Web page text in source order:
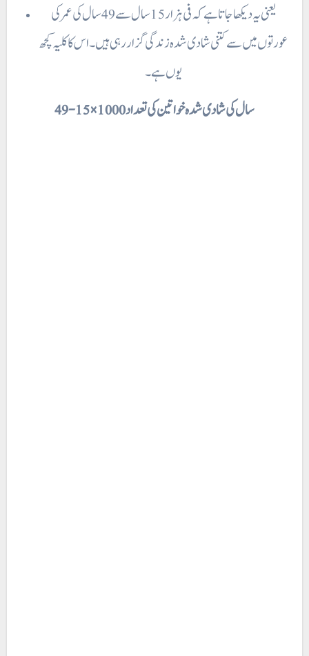
یعنی یہ دیکھا جاتا ہے کہ فی ہزار 15 سال سے 49 سال کی عمر کی
عورتوں میں سے کتنی شادی شدہ زندگی گزار رہی ہیں۔ اس کا کلیہ کچھ
یوں ہے۔
سال کی شادی شدہ خواتین کی تعداد1000 × 15-49